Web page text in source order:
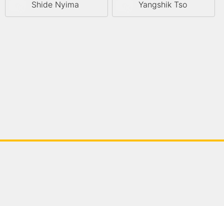
Shide Nyima Yangshik Tso